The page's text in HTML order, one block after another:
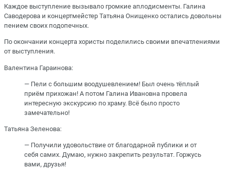
Каждое выступление вызывало громкие аплодисменты. Галина
Саводерова и концертмейстер Татьяна Онищенко остались довольны
пением своих подопечных.
По окончании концерта хористы поделились своими впечатлениями
от выступления.
Валентина Гараинова:
— Пели с большим воодушевлением! Был очень тёплый
приём прихожан! А потом Галина Ивановна провела
интересную экскурсию по храму. Всё было просто
замечательно!
Татьяна Зеленова:
— Получили удовольствие от благодарной публики и от
себя самих. Думаю, нужно закрепить результат. Горжусь
вами, друзья!